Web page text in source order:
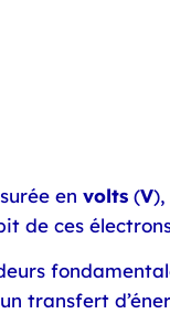
en volts (V),
de ces
transfert